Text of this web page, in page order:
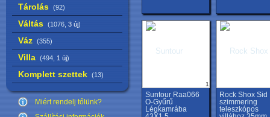
Tárolás (92)
Váltás (1076, 3 új)
Váz (355)
Villa (494, 1 új)
Komplett szettek (13)
Miért rendelj tőlünk?
1
Suntour Raa066
O-Gyűrű
Légkamrába
Rock Shox Sid
szimmering
teleszkópos